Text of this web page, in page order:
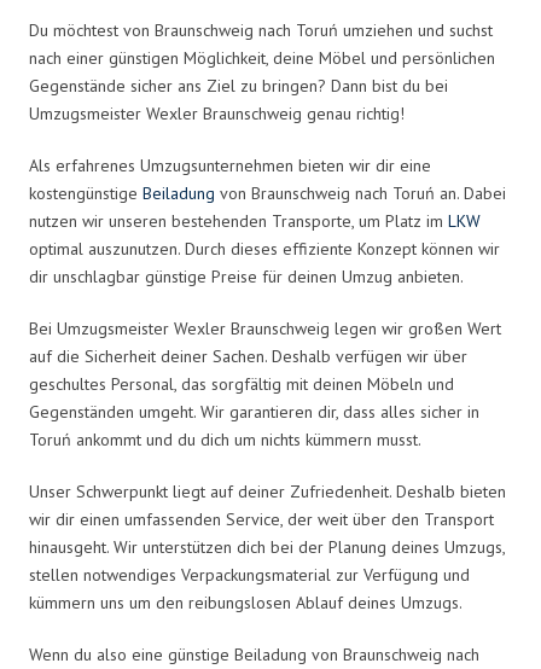
Du möchtest von Braunschweig nach Toruń umziehen und suchst
nach einer günstigen Möglichkeit, deine Möbel und persönlichen
Gegenstände sicher ans Ziel zu bringen? Dann bist du bei
Umzugsmeister Wexler Braunschweig genau richtig!
Als erfahrenes Umzugsunternehmen bieten wir dir eine
kostengünstige Beiladung von Braunschweig nach Toruń an. Dabei
nutzen wir unseren bestehenden Transporte, um Platz im LKW
optimal auszunutzen. Durch dieses effiziente Konzept können wir
dir unschlagbar günstige Preise für deinen Umzug anbieten.
Bei Umzugsmeister Wexler Braunschweig legen wir großen Wert
auf die Sicherheit deiner Sachen. Deshalb verfügen wir über
geschultes Personal, das sorgfältig mit deinen Möbeln und
Gegenständen umgeht. Wir garantieren dir, dass alles sicher in
Toruń ankommt und du dich um nichts kümmern musst.
Unser Schwerpunkt liegt auf deiner Zufriedenheit. Deshalb bieten
wir dir einen umfassenden Service, der weit über den Transport
hinausgeht. Wir unterstützen dich bei der Planung deines Umzugs,
stellen notwendiges Verpackungsmaterial zur Verfügung und
kümmern uns um den reibungslosen Ablauf deines Umzugs.
Wenn du also eine günstige Beiladung von Braunschweig nach